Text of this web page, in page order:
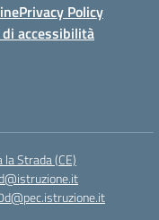
Privacy Policy
accessibilità
Strada (CE)